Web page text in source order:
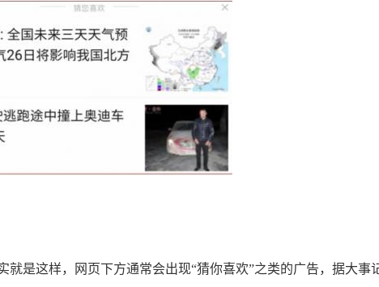
就是这样，网页下方通常会出现“猜你喜欢”之类的广告，据大事